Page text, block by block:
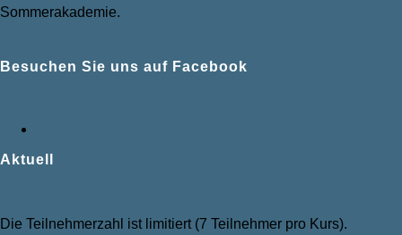
Sommerakademie.
Besuchen Sie uns auf Facebook
Aktuell
Die Teilnehmerzahl ist limitiert (7 Teilnehmer pro Kurs).